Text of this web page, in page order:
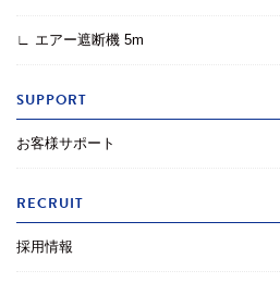
∟ エアー遮断機 5m
SUPPORT
お客様サポート
RECRUIT
採用情報